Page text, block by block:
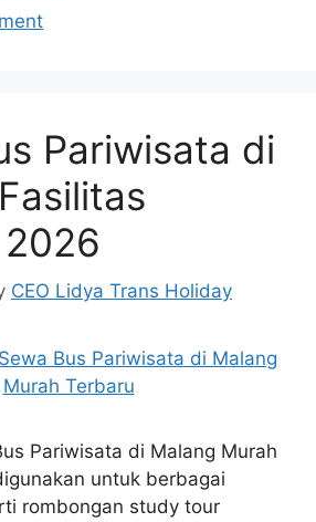
Pariwisata di
CEO Lidya Trans Holiday
Pariwisata di Malang Murah
untuk berbagai
rombongan study tour